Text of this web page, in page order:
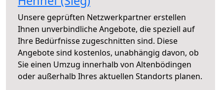
Unsere geprüften Netzwerkpartner erstellen
Ihnen unverbindliche Angebote, die speziell auf
Ihre Bedürfnisse zugeschnitten sind. Diese
Angebote sind kostenlos, unabhängig davon, ob
Sie einen Umzug innerhalb von Altenbödingen
oder außerhalb Ihres aktuellen Standorts planen.